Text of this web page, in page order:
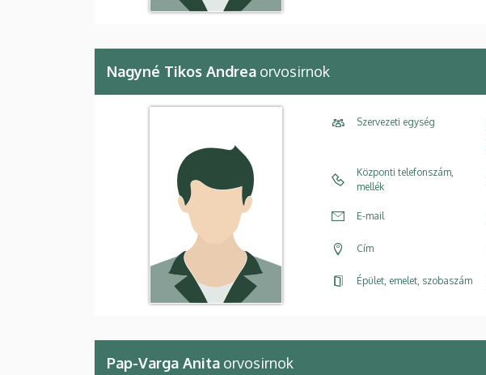
Nagyné Tikos Andrea orvosirnok
Szervezeti egység
Központi telefonszám,
mellék
E-mail
Cím
Épület, emelet, szobaszám
Pap-Varga Anita orvosirnok